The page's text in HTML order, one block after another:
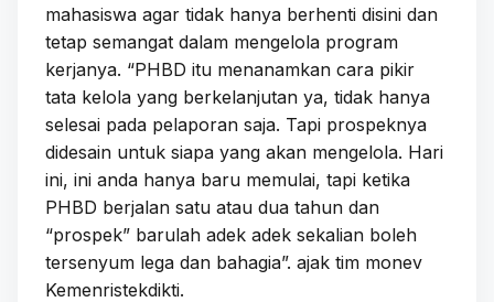
mahasiswa agar tidak hanya berhenti disini dan
tetap semangat dalam mengelola program
kerjanya. “PHBD itu menanamkan cara pikir
tata kelola yang berkelanjutan ya, tidak hanya
selesai pada pelaporan saja. Tapi prospeknya
didesain untuk siapa yang akan mengelola. Hari
ini, ini anda hanya baru memulai, tapi ketika
PHBD berjalan satu atau dua tahun dan
“prospek” barulah adek adek sekalian boleh
tersenyum lega dan bahagia”. ajak tim monev
Kemenristekdikti.